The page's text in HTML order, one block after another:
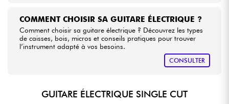
COMMENT CHOISIR SA GUITARE ÉLECTRIQUE ?
Comment choisir sa guitare électrique ? Découvrez les types
de caisses, bois, micros et conseils pratiques pour trouver
l’instrument adapté à vos besoins.
CONSULTER
GUITARE ÉLECTRIQUE SINGLE CUT